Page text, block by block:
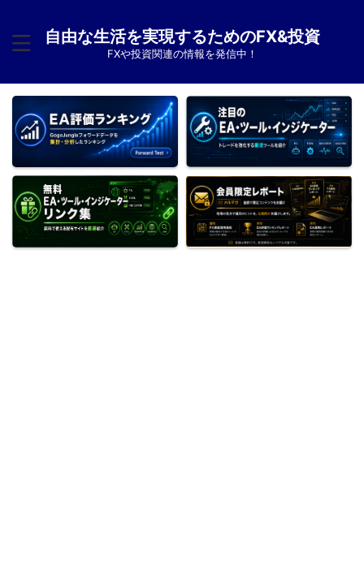
自由な生活を実現するためのFX&投資
FXや投資関連の情報を発信中！